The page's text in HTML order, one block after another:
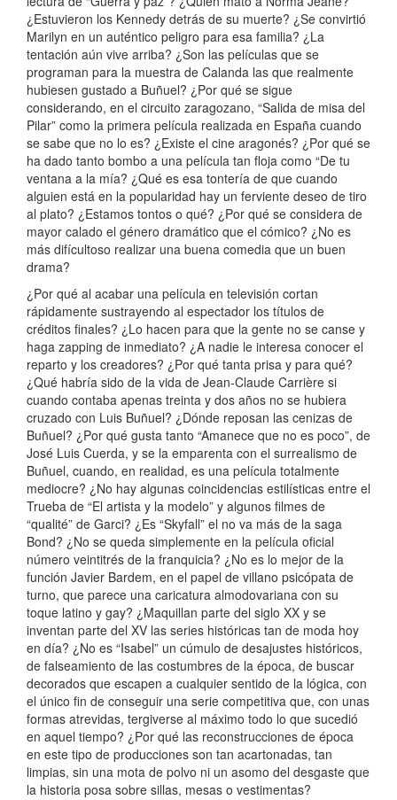
¿Estuvieron los Kennedy detrás de su muerte? ¿Se convirtió
Marilyn en un auténtico peligro para esa familia? ¿La
tentación aún vive arriba? ¿Son las películas que se
programan para la muestra de Calanda las que realmente
hubiesen gustado a Buñuel? ¿Por qué se sigue
considerando, en el circuito zaragozano, “Salida de misa del
Pilar” como la primera película realizada en España cuando
se sabe que no lo es? ¿Existe el cine aragonés? ¿Por qué se
ha dado tanto bombo a una película tan floja como “De tu
ventana a la mía? ¿Qué es esa tontería de que cuando
alguien está en la popularidad hay un ferviente deseo de tiro
al plato? ¿Estamos tontos o qué? ¿Por qué se considera de
mayor calado el género dramático que el cómico? ¿No es
más difícultoso realizar una buena comedia que un buen
drama?
¿Por qué al acabar una película en televisión cortan
rápidamente sustrayendo al espectador los títulos de
créditos finales? ¿Lo hacen para que la gente no se canse y
haga zapping de inmediato? ¿A nadie le interesa conocer el
reparto y los creadores? ¿Por qué tanta prisa y para qué?
¿Qué habría sido de la vida de Jean-Claude Carrière si
cuando contaba apenas treinta y dos años no se hubiera
cruzado con Luis Buñuel? ¿Dónde reposan las cenizas de
Buñuel? ¿Por qué gusta tanto “Amanece que no es poco”, de
José Luis Cuerda, y se la emparenta con el surrealismo de
Buñuel, cuando, en realidad, es una película totalmente
mediocre? ¿No hay algunas coincidencias estilísticas entre el
Trueba de “El artista y la modelo” y algunos filmes de
“qualité” de Garci? ¿Es “Skyfall” el no va más de la saga
Bond? ¿No se queda simplemente en la película oficial
número veintitrés de la franquicia? ¿No es lo mejor de la
función Javier Bardem, en el papel de villano psicópata de
turno, que parece una caricatura almodovariana con su
toque latino y gay? ¿Maquillan parte del siglo XX y se
inventan parte del XV las series históricas tan de moda hoy
en día? ¿No es “Isabel” un cúmulo de desajustes históricos,
de falseamiento de las costumbres de la época, de buscar
decorados que escapen a cualquier sentido de la lógica, con
el único fin de conseguir una serie competitiva que, con unas
formas atrevidas, tergiverse al máximo todo lo que sucedió
en aquel tiempo? ¿Por qué las reconstrucciones de época
en este tipo de producciones son tan acartonadas, tan
limpias, sin una mota de polvo ni un asomo del desgaste que
la historia posa sobre sillas, mesas o vestimentas?